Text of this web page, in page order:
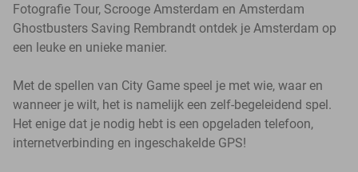
Fotografie Tour, Scrooge Amsterdam en Amsterdam
Ghostbusters Saving Rembrandt ontdek je Amsterdam op
een leuke en unieke manier.
Met de spellen van City Game speel je met wie, waar en
wanneer je wilt, het is namelijk een zelf-begeleidend spel.
Het enige dat je nodig hebt is een opgeladen telefoon,
internetverbinding en ingeschakelde GPS!